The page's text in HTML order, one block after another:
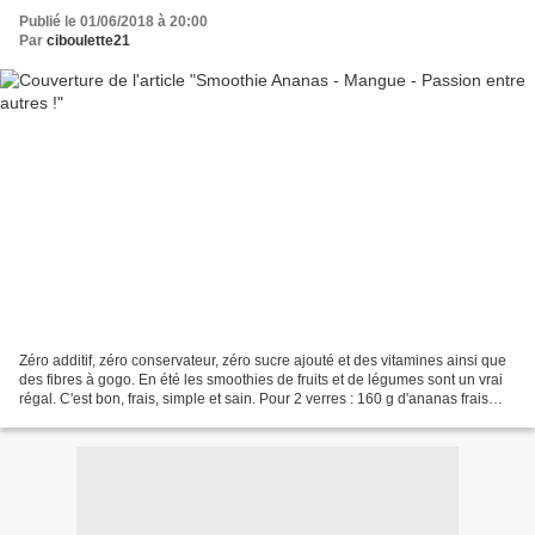
Publié le 01/06/2018 à 20:00
Par ciboulette21
Zéro additif, zéro conservateur, zéro sucre ajouté et des vitamines ainsi que
des fibres à gogo. En été les smoothies de fruits et de légumes sont un vrai
régal. C'est bon, frais, simple et sain. Pour 2 verres : 160 g d'ananas frais